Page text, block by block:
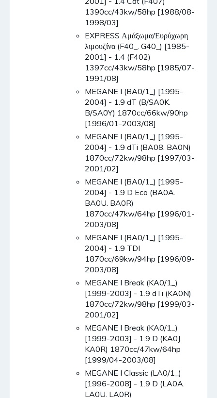
1390cc/43kw/58hp [1988/08-
1998/03]
EXPRESS Αμάξωμα/Ευρύχωρη
λιμουζίνα (F40_. G40_) [1985-
2001] - 1.4 (F402)
1397cc/43kw/58hp [1985/07-
1991/08]
MEGANE I (BA0/1_) [1995-
2004] - 1.9 dT (B/SA0K.
B/SA0Y) 1870cc/66kw/90hp
[1996/01-2003/08]
MEGANE I (BA0/1_) [1995-
2004] - 1.9 dTi (BA08. BA0N)
1870cc/72kw/98hp [1997/03-
2001/02]
MEGANE I (BA0/1_) [1995-
2004] - 1.9 D Eco (BA0A.
BA0U. BA0R)
1870cc/47kw/64hp [1996/01-
2003/08]
MEGANE I (BA0/1_) [1995-
2004] - 1.9 TDI
1870cc/69kw/94hp [1996/09-
2003/08]
MEGANE I Break (KA0/1_)
[1999-2003] - 1.9 dTi (KA0N)
1870cc/72kw/98hp [1999/03-
2001/02]
MEGANE I Break (KA0/1_)
[1999-2003] - 1.9 D (KA0J.
KA0R) 1870cc/47kw/64hp
[1999/04-2003/08]
MEGANE I Classic (LA0/1_)
[1996-2008] - 1.9 D (LA0A.
LA0U. LA0R)